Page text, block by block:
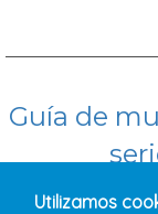
Guía de
Utilizamos